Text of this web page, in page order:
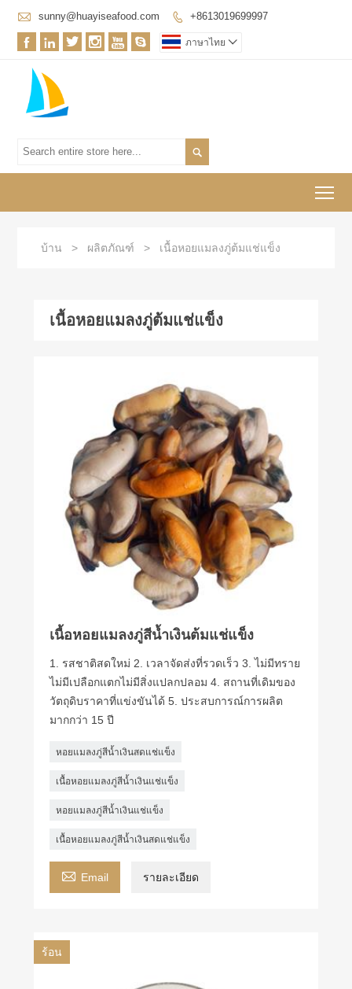
 sunny@huayiseafood.com  +8613019699997
      ภาษาไทย 

บ้าน > ผลิตภัณฑ์ > เนื้อหอยแมลงภู่ต้มแช่แข็ง
เนื้อหอยแมลงภู่ต้มแช่แข็ง
เนื้อหอยแมลงภู่สีน้ำเงินต้มแช่แข็ง
1. รสชาติสดใหม่ 2. เวลาจัดส่งที่รวดเร็ว 3. ไม่มีทราย
ไม่มีเปลือกแตกไม่มีสิ่งแปลกปลอม 4. สถานที่เดิมของ
วัตถุดิบราคาที่แข่งขันได้ 5. ประสบการณ์การผลิต
มากกว่า 15 ปี
หอยแมลงภู่สีน้ำเงินสดแช่แข็ง
เนื้อหอยแมลงภู่สีน้ำเงินแช่แข็ง
หอยแมลงภู่สีน้ำเงินแช่แข็ง
เนื้อหอยแมลงภู่สีน้ำเงินสดแช่แข็ง
 Email รายละเอียด
ร้อน